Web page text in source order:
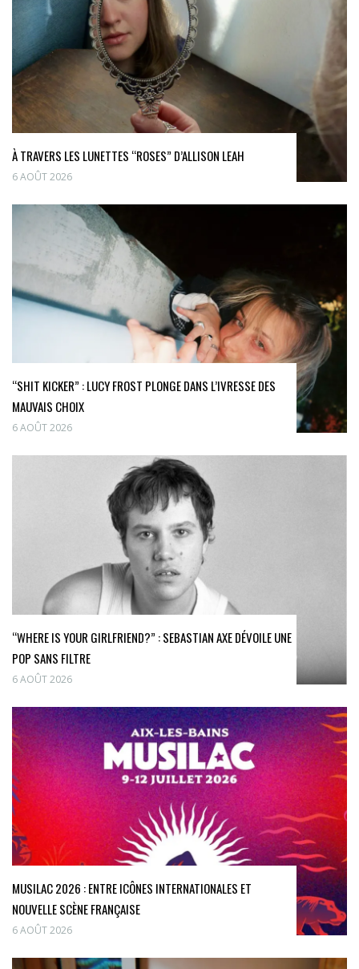
À TRAVERS LES LUNETTES “ROSES” D’ALLISON LEAH
6 AOÛT 2026
“SHIT KICKER” : LUCY FROST PLONGE DANS L’IVRESSE DES
MAUVAIS CHOIX
6 AOÛT 2026
“WHERE IS YOUR GIRLFRIEND?” : SEBASTIAN AXE DÉVOILE UNE
POP SANS FILTRE
6 AOÛT 2026
MUSILAC 2026 : ENTRE ICÔNES INTERNATIONALES ET
NOUVELLE SCÈNE FRANÇAISE
6 AOÛT 2026